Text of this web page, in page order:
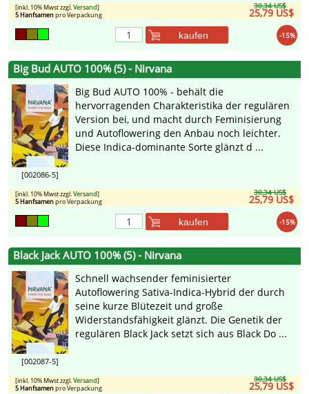
30,34 US$
25,79 US$
[inkl. 10% Mwst zzgl.Versand]
5 Hanfsamenpro Verpackung
-15%
kaufen
Big Bud AUTO 100% (5) - Nirvana
[002086-5]
Big Bud AUTO 100% - behält die
hervorragenden Charakteristika der regulären
Version bei, und macht durch Feminisierung
und Autoflowering den Anbau noch leichter.
Diese Indica-dominante Sorte glänzt d ...
30,34 US$
25,79 US$
[inkl. 10% Mwst zzgl.Versand]
5 Hanfsamenpro Verpackung
-15%
kaufen
Black Jack AUTO 100% (5) - Nirvana
[002087-5]
Schnell wachsender feminisierter
Autoflowering Sativa-Indica-Hybrid der durch
seine kurze Blütezeit und große
Widerstandsfähigkeit glänzt. Die Genetik der
regulären Black Jack setzt sich aus Black Do ...
30,34 US$
25,79 US$
[inkl. 10% Mwst zzgl.Versand]
5 Hanfsamenpro Verpackung